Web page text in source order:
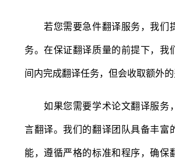
若您需要急件翻译服务，我们
务。在保证翻译质量的前提下，我
间内完成翻译任务，但会收取额外的
如果您需要学术论文翻译服务
言翻译。我们的翻译团队具备丰富
能，遵循严格的标准和程序，确保